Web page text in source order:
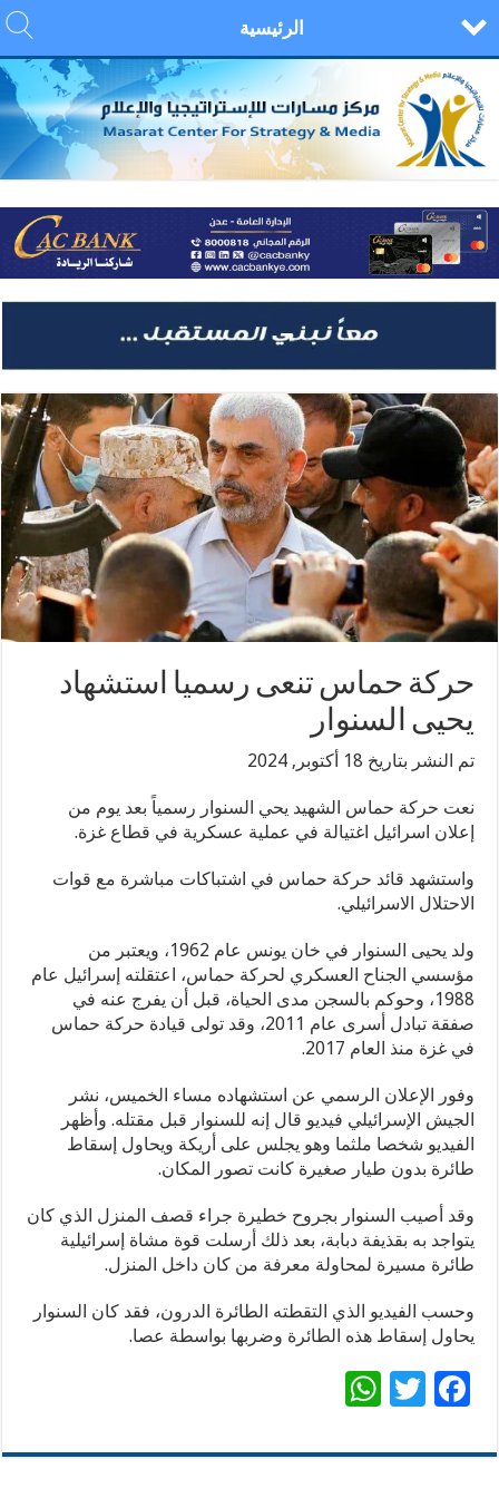
حركة حماس تنعى رسميا استشهاد
يحيى السنوار
تم النشر بتاريخ 18 أكتوبر, 2024
نعت حركة حماس الشهيد يحي السنوار رسمياً بعد يوم من
إعلان اسرائيل اغتيالة في عملية عسكرية في قطاع غزة.
واستشهد قائد حركة حماس في اشتباكات مباشرة مع قوات
الاحتلال الاسرائيلي.
ولد يحيى السنوار في خان يونس عام 1962، ويعتبر من
مؤسسي الجناح العسكري لحركة حماس، اعتقلته إسرائيل عام
1988، وحوكم بالسجن مدى الحياة، قبل أن يفرج عنه في
صفقة تبادل أسرى عام 2011، وقد تولى قيادة حركة حماس
في غزة منذ العام 2017.
وفور الإعلان الرسمي عن استشهاده مساء الخميس، نشر
الجيش الإسرائيلي فيديو قال إنه للسنوار قبل مقتله. وأظهر
الفيديو شخصا ملثما وهو يجلس على أريكة ويحاول إسقاط
طائرة بدون طيار صغيرة كانت تصور المكان.
وقد أصيب السنوار بجروح خطيرة جراء قصف المنزل الذي كان
يتواجد به بقذيفة دبابة، بعد ذلك أرسلت قوة مشاة إسرائيلية
طائرة مسيرة لمحاولة معرفة من كان داخل المنزل.
وحسب الفيديو الذي التقطته الطائرة الدرون، فقد كان السنوار
يحاول إسقاط هذه الطائرة وضربها بواسطة عصا.
F
e
T
tt
at
الرئيسية